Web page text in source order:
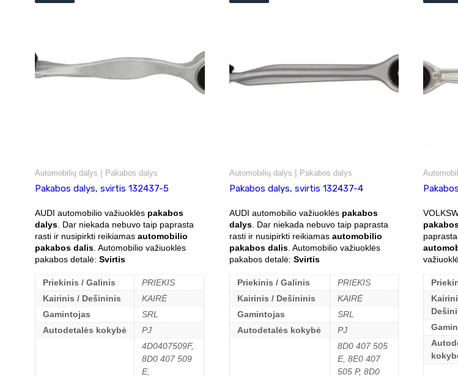
Automobilių dalys | Pakabos dalys
Pakabos dalys, svirtis 132437-5
AUDI automobilio važiuoklės pakabos
dalys . Dar niekada nebuvo taip paprasta
rasti ir nusipirkti reikiamas automobilio
pakabos dalis . Automobilio važiuoklės
pakabos detalė: Svirtis
Priekinis / Galinis
PRIEKIS
Kairinis / Dešininis
KAIRĖ
Gamintojas
SRL
Autodetalės kokybė
PJ
4D0407509F,
8D0 407 509
E,
Automobilių dalys | Pakabos dalys
Pakabos dalys, svirtis 132437-4
AUDI automobilio važiuoklės pakabos
dalys. Dar niekada nebuvo taip paprasta
rasti ir nusipirkti reikiamas automobilio
pakabos dalis. Automobilio važiuoklės
pakabos detalė: Svirtis
Priekinis / Galinis
PRIEKIS
Kairinis / Dešininis
KAIRĖ
Gamintojas
SRL
Autodetalės kokybė
PJ
8D0 407 505
E, 8E0 407
505 P, 8D0